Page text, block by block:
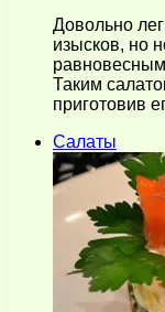
Довольно
изысков, но
равновесным
Таким
приготовив
Салаты